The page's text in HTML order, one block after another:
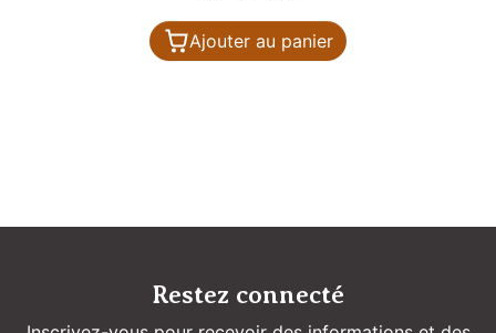
Ajouter au panier
Restez connecté